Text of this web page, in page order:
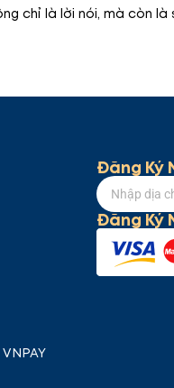
chỉ là lời nói, mà còn
Đăng Ký
Đăng Ký